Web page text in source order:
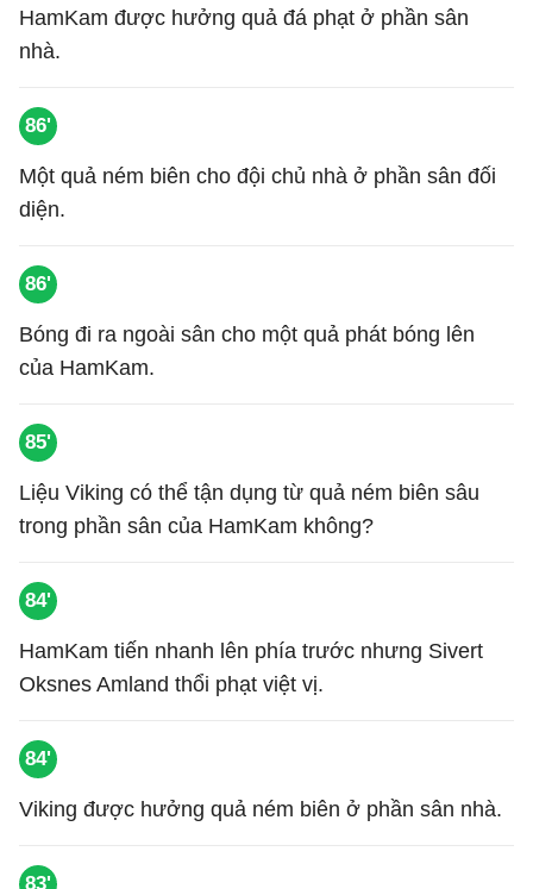
HamKam được hưởng quả đá phạt ở phần sân
nhà.
86'
Một quả ném biên cho đội chủ nhà ở phần sân đối
diện.
86'
Bóng đi ra ngoài sân cho một quả phát bóng lên
của HamKam.
85'
Liệu Viking có thể tận dụng từ quả ném biên sâu
trong phần sân của HamKam không?
84'
HamKam tiến nhanh lên phía trước nhưng Sivert
Oksnes Amland thổi phạt việt vị.
84'
Viking được hưởng quả ném biên ở phần sân nhà.
83'